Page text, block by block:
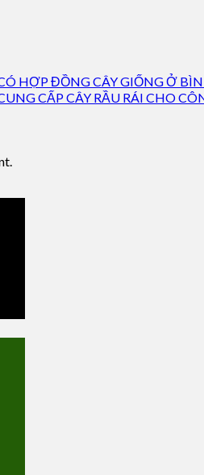
HỢP ĐỒNG CÂY GIỐNG Ở
CẤP CÂY RẦU RÁI CHO